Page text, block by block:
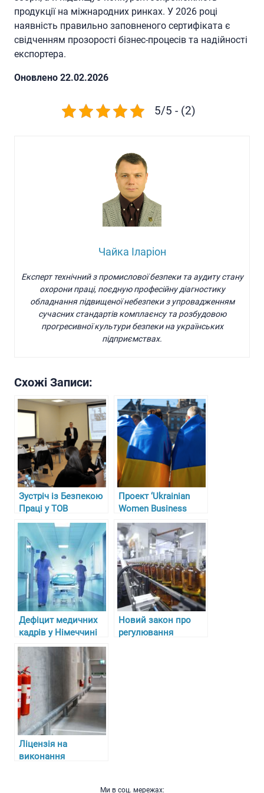
продукції на міжнародних ринках. У 2026 році
наявність правильно заповненого сертифіката є
свідченням прозорості бізнес-процесів та надійності
експортера.
Oновлено 22.02.2026
5/5 - (2)
Чайка Іларіон
Експерт технічний з промислової безпеки та аудиту стану
охорони праці, поєдную професійну діагностику
обладнання підвищеної небезпеки з упровадженням
сучасних стандартів комплаєнсу та розбудовою
прогресивної культури безпеки на українських
підприємствах.
Схожі Записи:
Зустріч із Безпекою
Праці у ТОВ
“Гарасимів Агро”
Проект ‘Ukrainian
Women Business
Circle’ у Німеччині
Дефіцит медичних
кадрів у Німеччині
та складнощі з
отриманням
ліцензій для лікарів-
біженців
Новий закон про
регулювання
Ліцензія на
виконання
Ми в соц. мережах: